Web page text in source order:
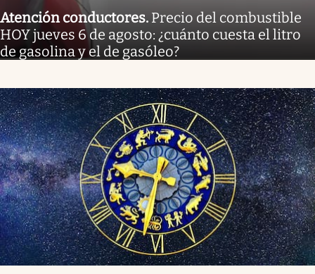
Atención conductores. Precio del combustible
HOY jueves 6 de agosto: ¿cuánto cuesta el litro
de gasolina y el de gasóleo?